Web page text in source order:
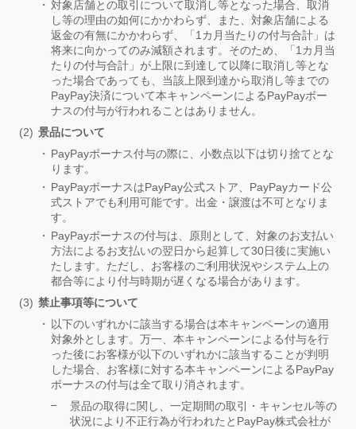
対象店舗との取引について取消し等となった場合、取消
し等の理由の如何にかかわらず、また、対象店舗による
返金の有無にかかわらず、「1カ月当たりの付与合計」は
将来に向かってのみ減額されます。そのため、「1カ月当
たりの付与合計」が上限に到達して以降に取消し等とな
った場合であっても、当該上限到達から取消し等までの
PayPay決済について本キャンペーンによるPayPayボー
ナスの付与が行われることはありません。
景品について
PayPayボーナス付与の際に、小数点以下は切り捨てとな
ります。
PayPayボーナスはPayPay公式ストア、PayPayカード公
式ストアでも利用可能です。出金・譲渡は不可となりま
す。
PayPayボーナスの付与は、原則として、対象のお支払い
方法によるお支払いの翌日から起算して30日後に実施い
たします。ただし、お客様のご利用状況やシステム上の
都合等により付与時期が遅くなる場合があります。
禁止事項等について
以下のいずれかに該当する場合は本キャンペーンの適用
対象外とします。万一、本キャンペーンによる付与を行
った後にお客様が以下のいずれかに該当することが判明
した場合、お客様に対する本キャンペーンによるPayPay
ボーナスの付与は全て取り消されます。
景品の取得に関し、一定期間の取引・キャンセル等の
状況により不正行為が行われたとPayPay株式会社が